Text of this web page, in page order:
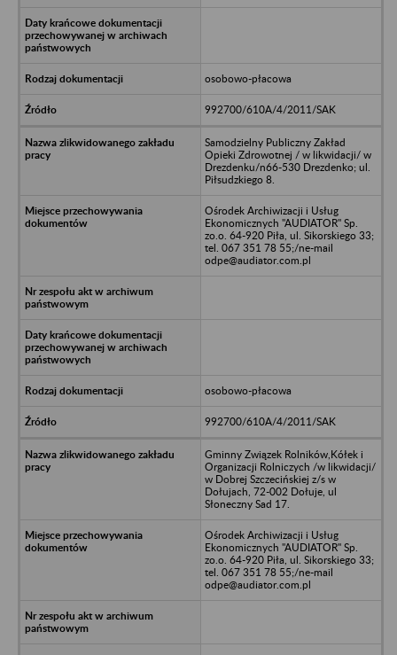
osobowo-płacowa
992700/610A/4/2011/SAK
Samodzielny Publiczny Zakład
Opieki Zdrowotnej / w likwidacji/ w
Drezdenku/n66-530 Drezdenko; ul.
Piłsudzkiego 8.
Ośrodek Archiwizacji i Usług
Ekonomicznych "AUDIATOR" Sp.
zo.o. 64-920 Piła, ul. Sikorskiego 33;
tel. 067 351 78 55;/ne-mail
odpe@audiator.com.pl
osobowo-płacowa
992700/610A/4/2011/SAK
Gminny Związek Rolników,Kółek i
Organizacji Rolniczych /w likwidacji/
w Dobrej Szczecińskiej z/s w
Dołujach, 72-002 Dołuje, ul
Słoneczny Sad 17.
Ośrodek Archiwizacji i Usług
Ekonomicznych "AUDIATOR" Sp.
zo.o. 64-920 Piła, ul. Sikorskiego 33;
tel. 067 351 78 55;/ne-mail
odpe@audiator.com.pl